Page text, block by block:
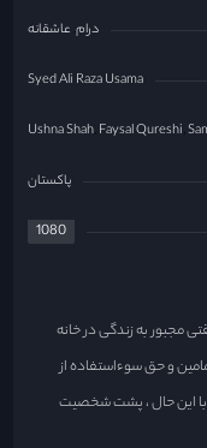
درام عاشقانه
Syed Ali Raza Usama
Ushna Shah Faysal Qureshi
پاکستان
1080
مجبور به زندگی در خانه
و حق سوءاستفاده از
با این حال ، پشت شخصیت